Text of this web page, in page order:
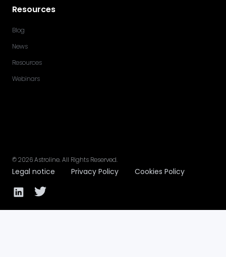
Resources
Blog
News
Resources
Webinars
©2026Astroline. All Rights Reserved.
Legal notice Privacy Policy Cookies Policy